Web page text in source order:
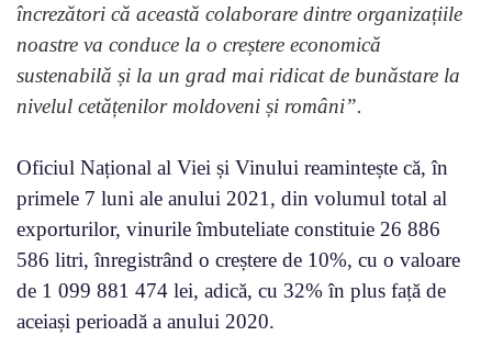
încrezători că această colaborare dintre organizațiile
noastre va conduce la o creștere economică
sustenabilă și la un grad mai ridicat de bunăstare la
nivelul cetățenilor moldoveni și români”.
Oficiul Național al Viei și Vinului reamintește că, în
primele 7 luni ale anului 2021, din volumul total al
exporturilor, vinurile îmbuteliate constituie 26 886
586 litri, înregistrând o creștere de 10%, cu o valoare
de 1 099 881 474 lei, adică, cu 32% în plus față de
aceiași perioadă a anului 2020.